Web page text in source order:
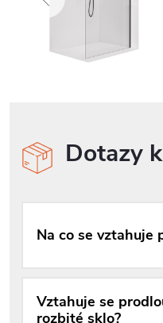
Dotazy
Na co se vztahuje
Vztahuje se
rozbité sklo?